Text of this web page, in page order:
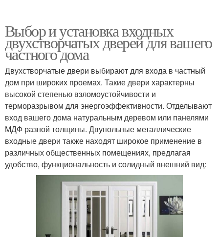
Выбор и установка входных
двухстворчатых дверей для вашего
частного дома
Двухстворчатые двери выбирают для входа в частный
дом при широких проемах. Такие двери характерны
высокой степенью взломоустойчивости и
терморазрывом для энергоэффективности. Отделывают
вход вашего дома натуральным деревом или панелями
МДФ разной толщины. Двупольные металлические
входные двери также находят широкое применение в
различных общественных помещениях, предлагая
удобство, функциональность и солидный внешний вид: